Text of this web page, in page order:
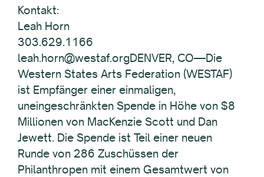
Kontakt:
Leah Horn
303.629.1166
leah.horn@westaf.orgDENVER, CO—Die
Western States Arts Federation (WESTAF)
ist Empfänger einer einmaligen,
uneingeschränkten Spende in Höhe von $8
Millionen von MacKenzie Scott und Dan
Jewett. Die Spende ist Teil einer neuen
Runde von 286 Zuschüssen der
Philanthropen mit einem Gesamtwert von